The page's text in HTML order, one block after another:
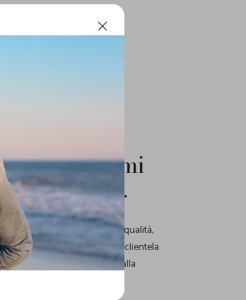
perché mi
per questo.
e la qualità adatti ad ogni
i migliori prodotti e la miglior qualità,
negli anni, di fidelizzare una clientela
d'acquisto unica, grazie alla